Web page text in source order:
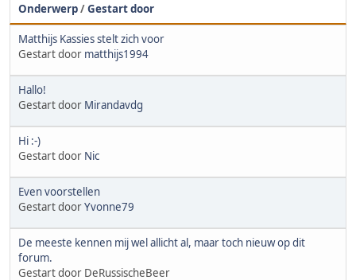
Onderwerp/Gestart door
Matthijs Kassies stelt zich voor
Gestart door matthijs1994
Hallo!
Gestart door Mirandavdg
Hi :-)
Gestart door Nic
Even voorstellen
Gestart doorYvonne79
De meeste kennen mij wel allicht al, maar toch nieuw op dit
forum.
Gestart door DeRussischeBeer